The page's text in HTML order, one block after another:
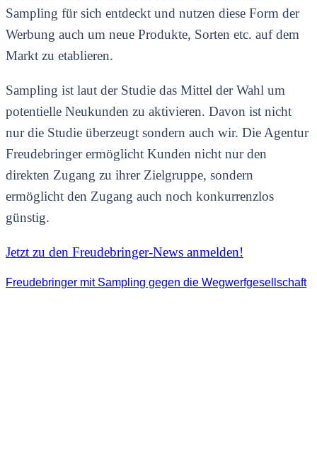
Sampling für sich entdeckt und nutzen diese Form der
Werbung auch um neue Produkte, Sorten etc. auf dem
Markt zu etablieren.
Sampling ist laut der Studie das Mittel der Wahl um
potentielle Neukunden zu aktivieren. Davon ist nicht
nur die Studie überzeugt sondern auch wir. Die Agentur
Freudebringer ermöglicht Kunden nicht nur den
direkten Zugang zu ihrer Zielgruppe, sondern
ermöglicht den Zugang auch noch konkurrenzlos
günstig.
Jetzt zu den Freudebringer-News anmelden!
Freudebringer mit Sampling gegen die Wegwerfgesellschaft